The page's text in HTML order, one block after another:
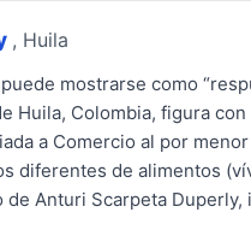
, Huila
mostrarse como
Huila, Colombia, figura
a Comercio al por
diferentes de alimentos
Anturi Scarpeta